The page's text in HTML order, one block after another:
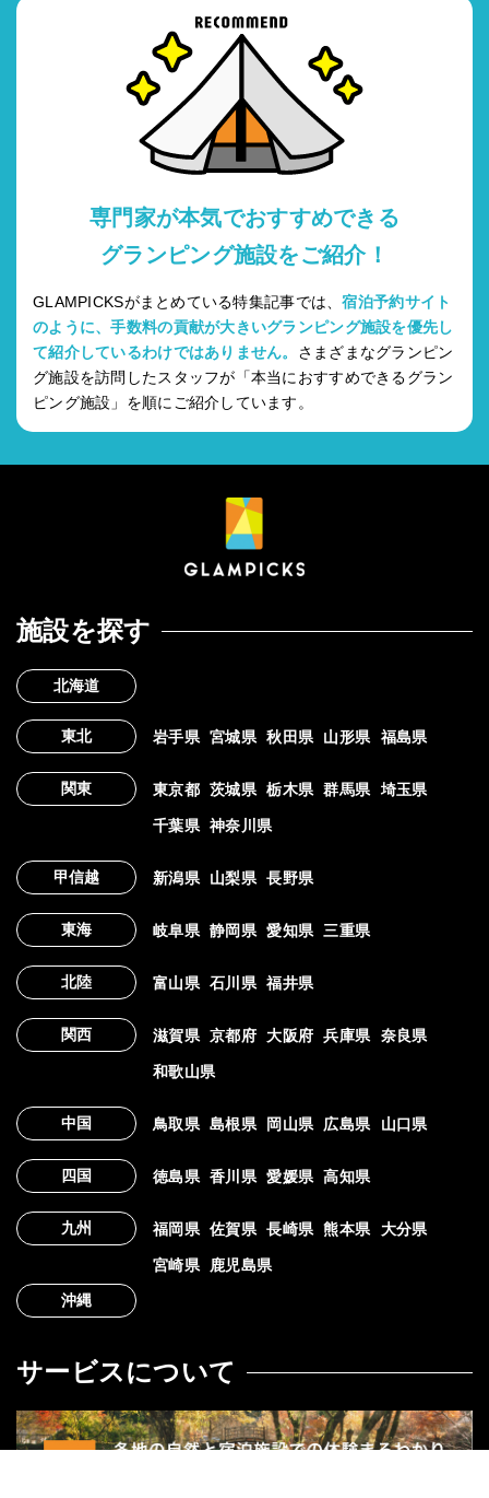
専門家が本気でおすすめできる
グランピング施設をご紹介！
GLAMPICKSがまとめている特集記事では、宿泊予約サイト
のように、手数料の貢献が大きいグランピング施設を優先し
て紹介しているわけではありません。 さまざまなグランピン
グ施設を訪問したスタッフが「本当におすすめできるグラン
ピング施設」を順にご紹介しています。
施設を探す
北海道
東北 岩手県 宮城県 秋田県 山形県 福島県
関東 東京都 茨城県 栃木県 群馬県 埼玉県
千葉県 神奈川県
甲信越 新潟県 山梨県 長野県
東海 岐阜県 静岡県 愛知県 三重県
北陸 富山県 石川県 福井県
関西 滋賀県 京都府 大阪府 兵庫県 奈良県
和歌山県
中国 鳥取県 島根県 岡山県 広島県 山口県
四国 徳島県 香川県 愛媛県 高知県
九州 福岡県 佐賀県 長崎県 熊本県 大分県
宮崎県
鹿児島県
沖縄
サービスについて